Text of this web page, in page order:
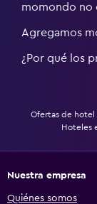
momondo no
Agregamos
¿Por qué los
Ofertas de hotel
Hoteles
Nuestra empresa
Quiénes somos